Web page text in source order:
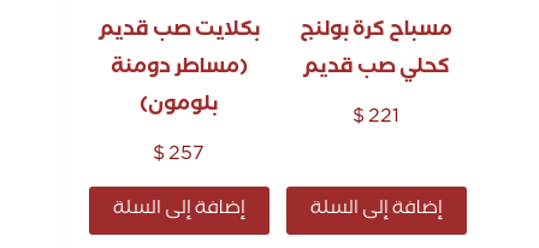
مسباح كرة بولنج
كحلي صب قديم
$221
إضافة إلى السلة
بكلايت صب قديم
(مساطر دومنة
بلومون)
$257
إضافة إلى السلة